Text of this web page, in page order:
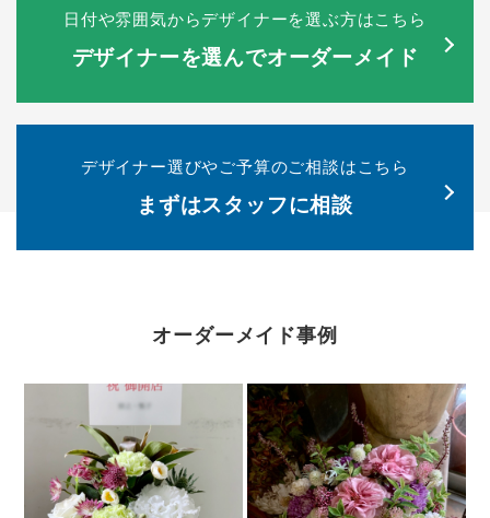
日付や雰囲気からデザイナーを選ぶ方はこちら
デザイナーを選んでオーダーメイド
デザイナー選びやご予算のご相談はこちら
まずはスタッフに相談
オーダーメイド事例